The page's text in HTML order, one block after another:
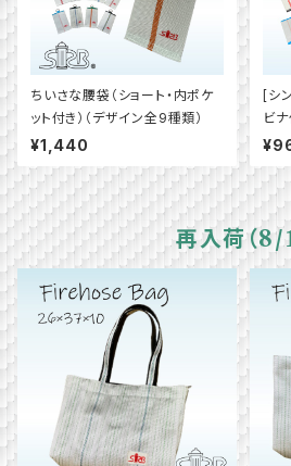
ちいさな腰袋（ショート・内ポケ
ット付き）（デザイン全9種類）
¥1,440
[シ
ビ
再入荷（8/1